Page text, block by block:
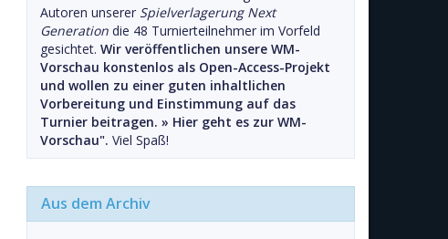
Autoren unserer Spielverlagerung Next
Generation die 48 Turnierteilnehmer im Vorfeld
gesichtet. Wir veröffentlichen unsere WM-
Vorschau konstenlos als Open-Access-Projekt
und wollen zu einer guten inhaltlichen
Vorbereitung und Einstimmung auf das
Turnier beitragen. » Hier geht es zur WM-
Vorschau". Viel Spaß!
Aus dem Archiv